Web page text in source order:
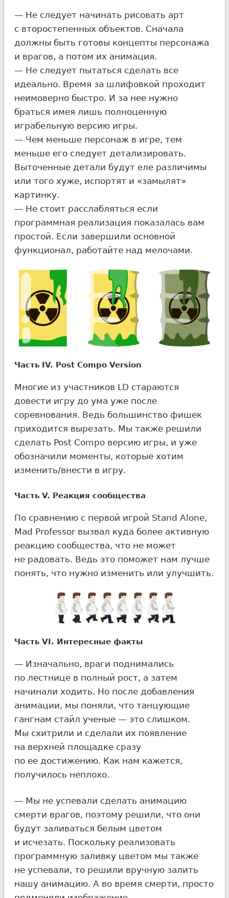
— Не следует начинать рисовать арт
с второстепенных объектов. Сначала
должны быть готовы концепты персонажа
и врагов, а потом их анимация.
— Не следует пытаться сделать все
идеально. Время за шлифовкой проходит
неимоверно быстро. И за нее нужно
браться имея лишь полноценную
играбельную версию игры.
— Чем меньше персонаж в игре, тем
меньше его следует детализировать.
Выточенные детали будут еле различимы
или того хуже, испортят и «замылят»
картинку.
— Не стоит расслабляться если
программная реализация показалась вам
простой. Если завершили основной
функционал, работайте над мелочами.
Часть IV. Post Compo Version
Многие из участников LD стараются
довести игру до ума уже после
соревнования. Ведь большинство фишек
приходится вырезать. Мы также решили
сделать Post Compo версию игры, и уже
обозначили моменты, которые хотим
изменить/внести в игру.
Часть V. Реакция сообщества
По сравнению с первой игрой Stand Alone,
Mad Professor вызвал куда более активную
реакцию сообщества, что не может
не радовать. Ведь это поможет нам лучше
понять, что нужно изменить или улучшить.
Часть VI. Интересные факты
— Изначально, враги поднимались
по лестнице в полный рост, а затем
начинали ходить. Но после добавления
анимации, мы поняли, что танцующие
гангнам стайл ученые — это слишком.
Мы схитрили и сделали их появление
на верхней площадке сразу
по ее достижению. Как нам кажется,
получилось неплохо.
— Мы не успевали сделать анимацию
смерти врагов, поэтому решили, что они
будут заливаться белым цветом
и исчезать. Поскольку реализовать
программную заливку цветом мы также
не успевали, то решили вручную залить
нашу анимацию. А во время смерти, просто